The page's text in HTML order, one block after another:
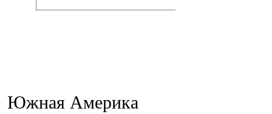
Южная Америка